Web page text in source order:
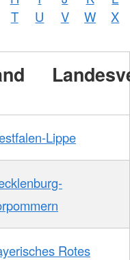
T U V W
X
Lippe
Rotes